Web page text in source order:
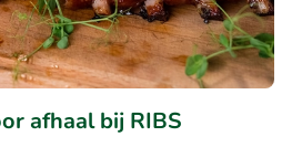
afhaal bij RIBS